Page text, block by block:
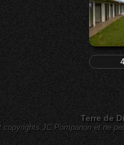
Terre de
copyrights JC Pompanon et ne